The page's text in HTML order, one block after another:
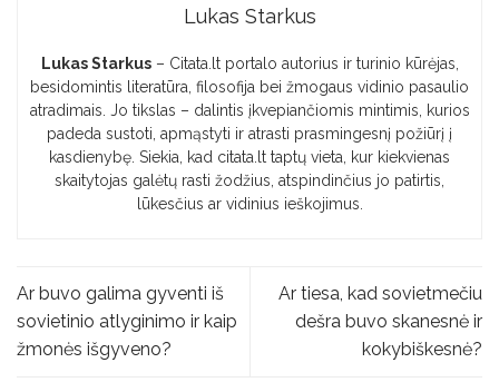
Lukas Starkus
Lukas Starkus– Citata.lt portalo autorius ir turinio kūrėjas,
besidomintis literatūra, filosofija bei žmogaus vidinio pasaulio
atradimais. Jo tikslas – dalintis įkvepiančiomis mintimis, kurios
padeda sustoti, apmąstyti ir atrasti prasmingesnį požiūrį į
kasdienybę. Siekia, kad citata.lt taptų vieta, kur kiekvienas
skaitytojas galėtų rasti žodžius, atspindinčius jo patirtis,
lūkesčius ar vidinius ieškojimus.
Ar buvo galima gyventi iš
sovietinio atlyginimo ir kaip
žmonės išgyveno?
Ar tiesa, kad sovietmečiu
dešra buvo skanesnė ir
kokybiškesnė?